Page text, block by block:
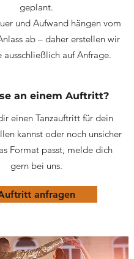
geplant.
und Aufwand hängen vom
ab – daher erstellen wir
ausschließlich auf Anfrage.
an einem Auftritt?
einen Tanzauftritt für dein
kannst oder noch unsicher
Format passt, melde dich
gern bei uns.
anfragen